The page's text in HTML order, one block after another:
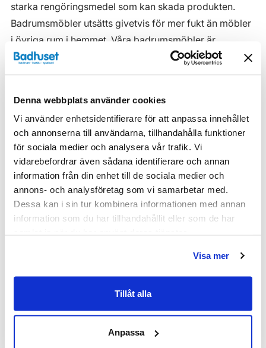
Denna webbplats använder cookies
Vi använder enhetsidentifierare för att anpassa innehållet
och annonserna till användarna, tillhandahålla funktioner
för sociala medier och analysera vår trafik. Vi
vidarebefordrar även sådana identifierare och annan
information från din enhet till de sociala medier och
annons- och analysföretag som vi samarbetar med.
Dessa kan i sin tur kombinera informationen med annan
information som du har tillhandahållit eller som de har
Visa mer
Tillåt alla
Anpassa
starka rengöringsmedel som kan skada produkten.
Badrumsmöbler utsätts givetvis för mer fukt än möbler
i övriga rum i hemmet. Våra badrumsmöbler är
anpassade för badrummet och gjorda i fukttåliga
luftfuktighet.
Tänk på att se till att ventilationen är god och att
möblerna placeras på ett sådant avstånd från
badkar/dusch att vatten inte kan skvätta direkt på
möbeln. Blöta fläckar, även vanligt vatten, torkas upp
så snart som möjligt.
Haven H2 Serie
Egenskaper